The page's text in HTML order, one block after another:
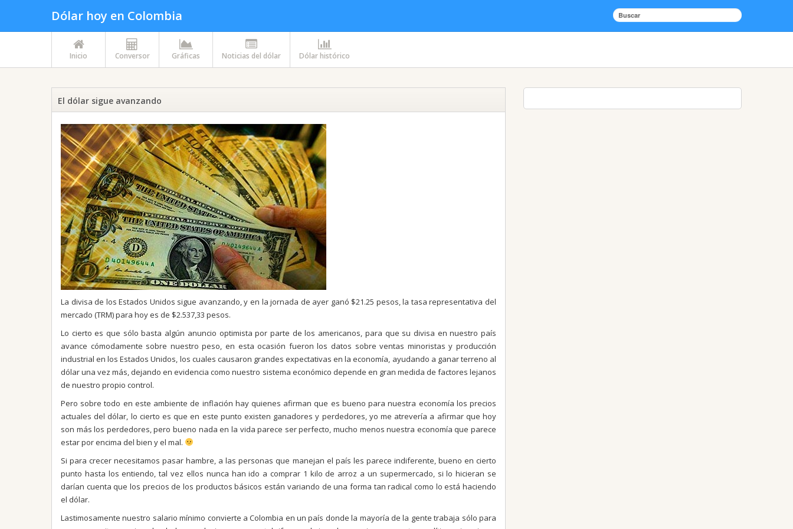
Dólar hoy en Colombia
Inicio Conversor Gráficas Noticias del dólar Dólar histórico
El dólar sigue avanzando
La divisa de los Estados Unidos sigue avanzando, y en la jornada de ayer ganó $21.25 pesos, la tasa representativa del
mercado (TRM) para hoy es de $2.537,33 pesos.
Lo cierto es que sólo basta algún anuncio optimista por parte de los americanos, para que su divisa en nuestro país
avance cómodamente sobre nuestro peso, en esta ocasión fueron los datos sobre ventas minoristas y producción
industrial en los Estados Unidos, los cuales causaron grandes expectativas en la economía, ayudando a ganar terreno al
dólar una vez más, dejando en evidencia como nuestro sistema económico depende en gran medida de factores lejanos
de nuestro propio control.
Pero sobre todo en este ambiente de inflación hay quienes afirman que es bueno para nuestra economía los precios
actuales del dólar, lo cierto es que en este punto existen ganadores y perdedores, yo me atrevería a afirmar que hoy
son más los perdedores, pero bueno nada en la vida parece ser perfecto, mucho menos nuestra economía que parece
estar por encima del bien y el mal.
Si para crecer necesitamos pasar hambre, a las personas que manejan el país les parece indiferente, bueno en cierto
punto hasta los entiendo, tal vez ellos nunca han ido a comprar 1 kilo de arroz a un supermercado, si lo hicieran se
darían cuenta que los precios de los productos básicos están variando de una forma tan radical como lo está haciendo
el dólar.
Lastimosamente nuestro salario mínimo convierte a Colombia en un país donde la mayoría de la gente trabaja sólo para